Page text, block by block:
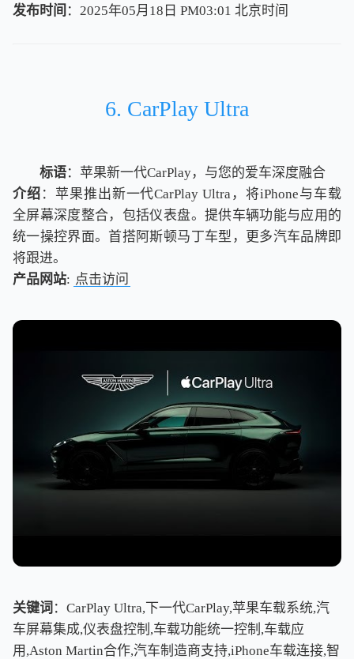
发布时间 ：2025年05月18日 PM03:01 北京时间
北京时间
6. CarPlay Ultra
标语：苹果新一代CarPlay，与您的爱车深度融合
介绍 ：苹果推出新一代CarPlay Ultra，将iPhone与车载
全屏幕深度整合，包括仪表盘。提供车辆功能与应用的
统一操控界面。首搭阿斯顿马丁车型，更多汽车品牌即
将跟进。
产品网站: 点击访问
关键词 ：CarPlay Ultra,下一代CarPlay,苹果车载系统,汽
车屏幕集成,仪表盘控制,车载功能统一控制,车载应
用,Aston Martin合作,汽车制造商支持,iPhone车载连接,智